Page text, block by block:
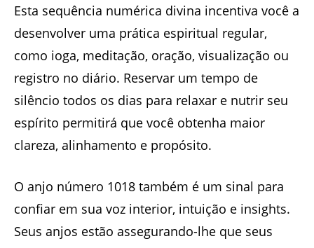
Esta sequência numérica divina incentiva você a
desenvolver uma prática espiritual regular,
como ioga, meditação, oração, visualização ou
registro no diário. Reservar um tempo de
silêncio todos os dias para relaxar e nutrir seu
espírito permitirá que você obtenha maior
clareza, alinhamento e propósito.
O anjo número 1018 também é um sinal para
confiar em sua voz interior, intuição e insights.
Seus anjos estão assegurando-lhe que seus